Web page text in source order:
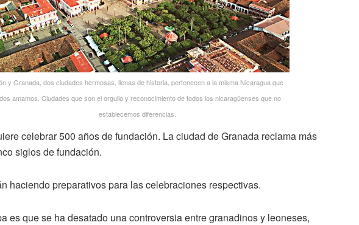
y Granada, dos ciudades hermosas, llenas de historia, pertenecen a la misma Nicaragua que
amamos. Ciudades que son el orgullo y reconocimiento de todos los nicaragüenses que no
establecemos diferencias.
celebrar 500 años de fundación. La ciudad de Granada reclama más
siglos de fundación.
haciendo preparativos para las celebraciones respectivas.
es que se ha desatado una controversia entre granadinos y leoneses,